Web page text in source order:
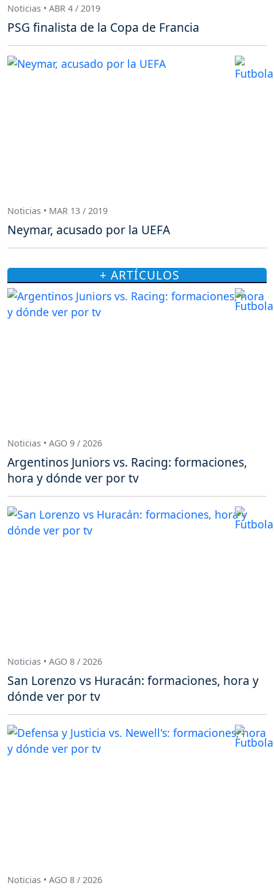
Noticias • ABR 4 / 2019
PSG finalista de la Copa de Francia
Noticias • MAR 13 / 2019
Neymar, acusado por la UEFA
+ ARTÍCULOS
Noticias • AGO 9 / 2026
Argentinos Juniors vs. Racing: formaciones,
hora y dónde ver por tv
Noticias • AGO 8 / 2026
San Lorenzo vs Huracán: formaciones, hora y
dónde ver por tv
Noticias • AGO 8 / 2026